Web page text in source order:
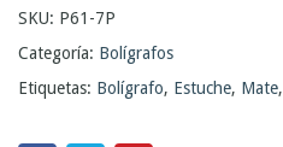
SKU: P61-7P
Categoría: Bolígrafos
Etiquetas: Bolígrafo, Estuche, Mate,